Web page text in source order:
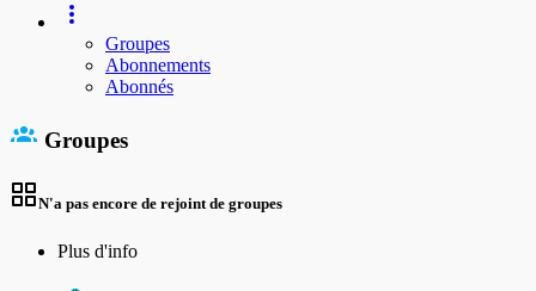
Groupes
Abonnements
Abonnés
Groupes
N'a pas encore de rejoint de groupes
Plus d'info